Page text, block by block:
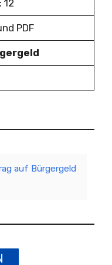
12
PDF
auf Bürgergeld